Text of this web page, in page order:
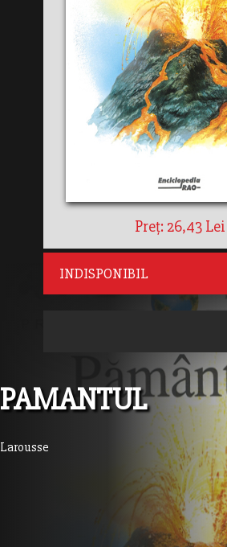
Preț: 26,43 Lei
INDISPONIBIL
PAMANTUL
Larousse